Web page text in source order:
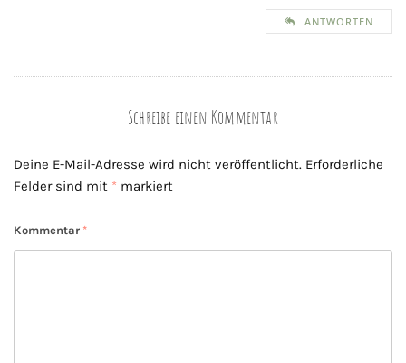
ANTWORTEN
Schreibe einen Kommentar
Deine E-Mail-Adresse wird nicht veröffentlicht. Erforderliche
Felder sind mit * markiert
Kommentar *